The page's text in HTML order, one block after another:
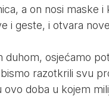
a on nosi maske i
i geste, i otvara
osjećamo
razotkrili svu
doba u kojem